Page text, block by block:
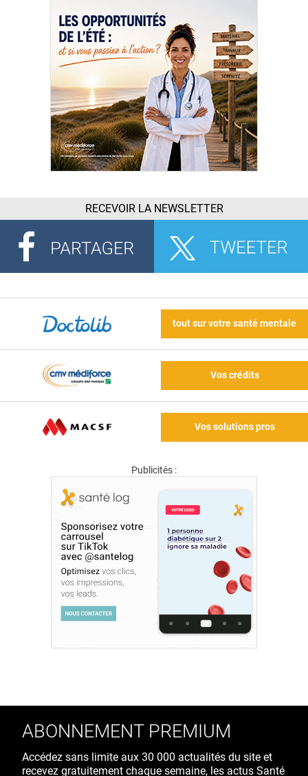
RECEVOIR LA NEWSLETTER
tout sur votre santé mentale
Vos crédits
Vos solutions pros
Publicités :
ABONNEMENT PREMIUM
Accédez sans limite aux 30 000 actualités du site et
recevez gratuitement chaque semaine, les actus Santé